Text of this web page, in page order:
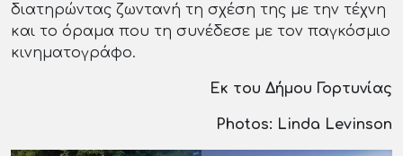
διατηρώντας ζωντανή τη σχέση της με την τέχνη
και το όραμα που τη συνέδεσε με τον παγκόσμιο
κινηματογράφο.
Εκ του Δήμου Γορτυνίας
Photos: Linda Levinson